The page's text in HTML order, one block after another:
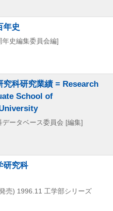
年史
史編集委員会編]
究科研究業績 = Research
School of
ータベース委員会 [編集]
研究科
売) 1996.11 工学部シリーズ